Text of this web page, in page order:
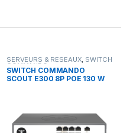
SERVEURS & RESEAUX, SWITCH
COMMANDO
SWITCH COMMANDO
SCOUT E300 8P POE 130 W